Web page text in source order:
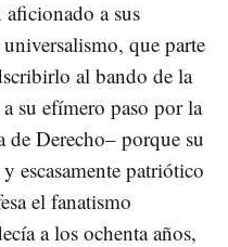
a sus
que parte
al bando de la
su efímero paso por la
de Derecho– porque su
escasamente patriótico
el fanatismo
a los ochenta años,